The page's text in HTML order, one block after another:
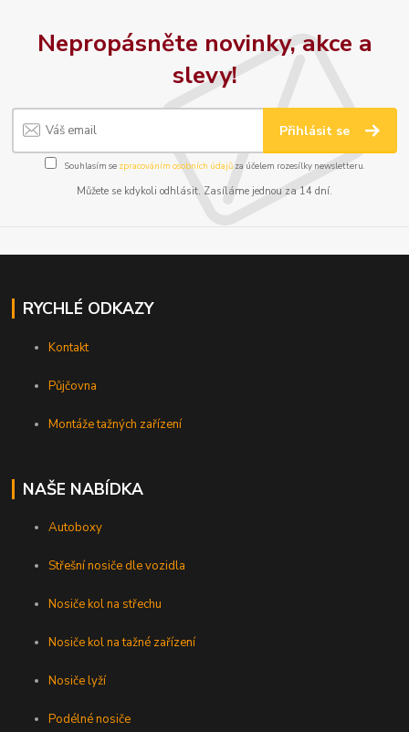
Nepropásněte novinky, akce a
slevy!
Přihlásit se
Souhlasím se zpracováním osobních údajůza účelem rozesílky newsletteru.
Můžete se kdykoli odhlásit. Zasíláme jednou za 14 dní.
RYCHLÉ ODKAZY
Kontakt
Půjčovna
Montáže tažných zařízení
NAŠE NABÍDKA
Autoboxy
Střešní nosiče dle vozidla
Nosiče kol na střechu
Nosiče kol na tažné zařízení
Nosiče lyží
Podélné nosiče